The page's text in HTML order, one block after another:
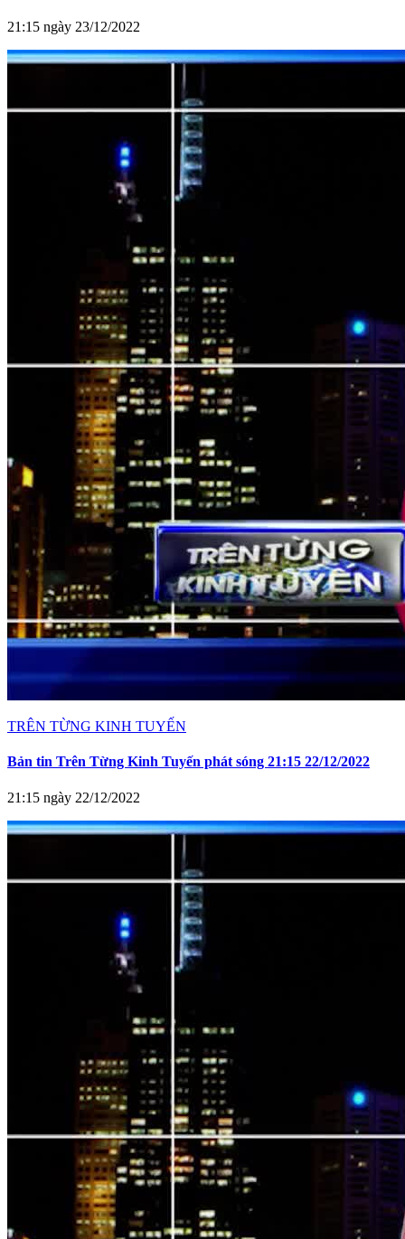
21:15 ngày 23/12/2022
TRÊN TỪNG KINH TUYẾN
Bản tin Trên Từng Kinh Tuyến phát sóng 21:15 22/12/2022
21:15 ngày 22/12/2022